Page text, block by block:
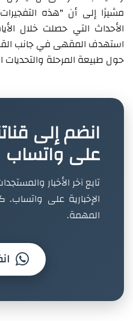
مشيرًا إلى أن "هذه
الأحداث التي حصلت خلال
استهدف المقهى في جانب
حول طبيعة المرحلة والتحديات
انضم إلى
على واتساب
تابع آخر الأخبار
الإخبارية على
المهمة.